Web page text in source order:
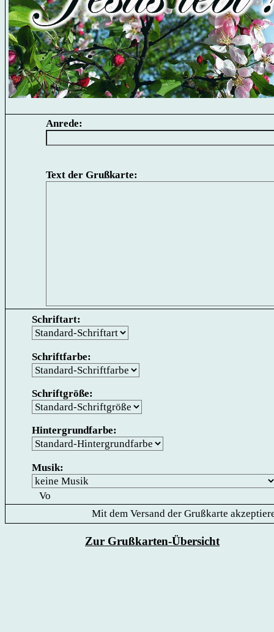
Anrede:
Text der Grußkarte:
Schriftart:
Schriftfarbe:
Schriftgröße:
Hintergrundfarbe:
Musik:
Mit dem Versand der Grußkarte
Zur Grußkarten-Übersicht